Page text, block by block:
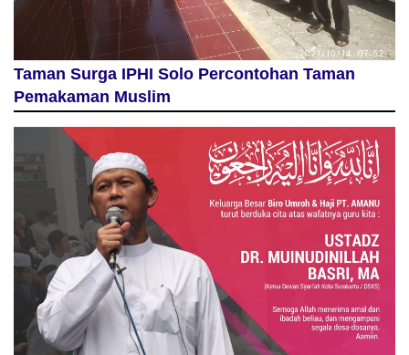
Taman Surga IPHI Solo Percontohan Taman
Pemakaman Muslim